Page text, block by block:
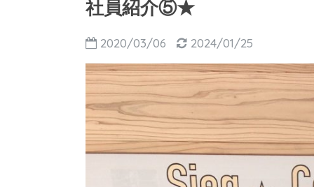
社員紹介⑤★
2020/03/06 2024/01/25